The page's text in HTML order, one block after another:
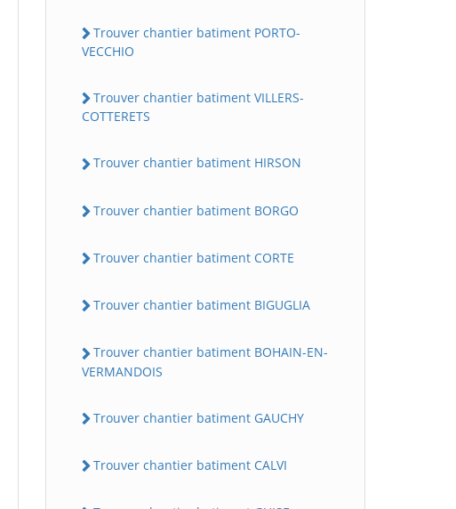
Trouver chantier batiment PORTO-
VECCHIO
Trouver chantier batiment VILLERS-
COTTERETS
Trouver chantier batiment HIRSON
Trouver chantier batiment BORGO
Trouver chantier batiment CORTE
Trouver chantier batiment BIGUGLIA
Trouver chantier batiment BOHAIN-EN-
VERMANDOIS
Trouver chantier batiment GAUCHY
Trouver chantier batiment CALVI